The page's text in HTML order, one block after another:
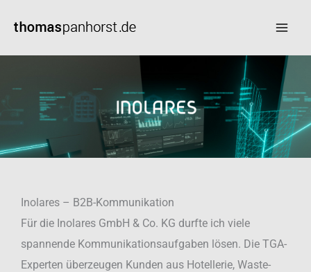
Inhalt
Inolares – B2B-Kommunikation
Für die Inolares GmbH & Co. KG durfte ich viele
spannende Kommunikationsaufgaben lösen. Die TGA-
Experten überzeugen Kunden aus Hotellerie, Waste-